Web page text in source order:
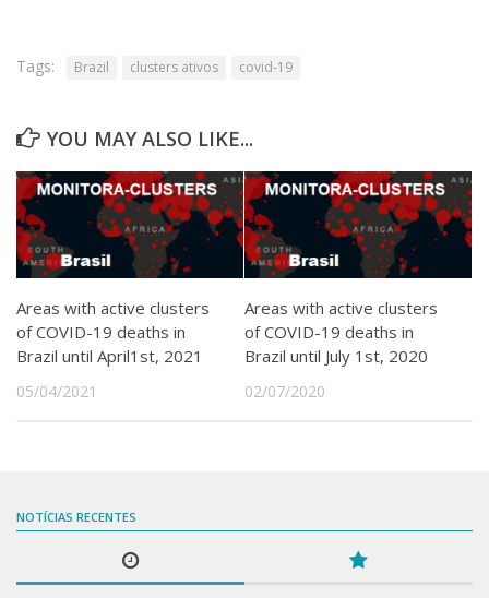
Tags: Brazil clusters ativos covid-19
YOU MAY ALSO LIKE...
Areas with active clusters
of COVID-19 deaths in
Brazil until April1st, 2021
05/04/2021
Areas with active clusters
of COVID-19 deaths in
Brazil until July 1st, 2020
02/07/2020
NOTÍCIAS RECENTES